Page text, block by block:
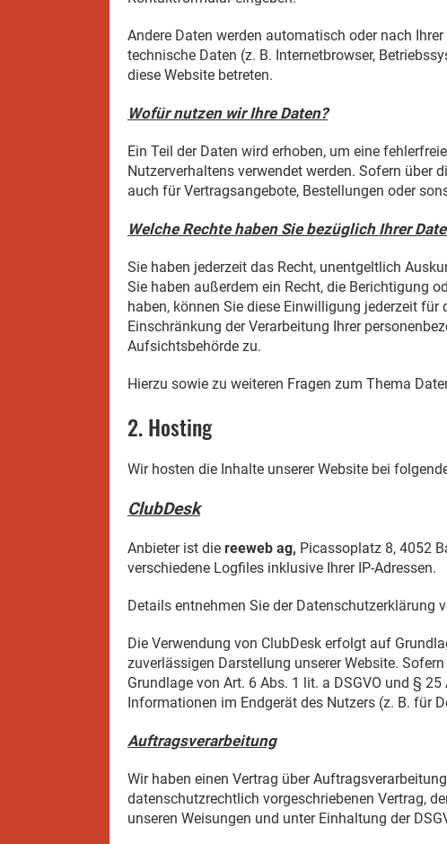
Andere Daten werden automatisch oder nach
technische Daten (z. B. Internetbrowser,
diese Website betreten.
Wofür nutzen wir Ihre Daten?
Ein Teil der Daten wird erhoben, um eine
Nutzerverhaltens verwendet werden. Sofern über
auch für Vertragsangebote, Bestellungen oder
Welche Rechte haben Sie bezüglich Ihrer
Sie haben jederzeit das Recht, unentgeltlich
Sie haben außerdem ein Recht, die Berichtigung
haben, können Sie diese Einwilligung jederzeit
Einschränkung der Verarbeitung Ihrer
Aufsichtsbehörde zu.
Hierzu sowie zu weiteren Fragen zum Thema
2. Hosting
Wir hosten die Inhalte unserer Website bei
ClubDesk
Anbieter ist die reeweb ag, Picassoplatz 8, 4052
verschiedene Logfiles inklusive Ihrer IP-Adressen.
Details entnehmen Sie der Datenschutzerklärung
Die Verwendung von ClubDesk erfolgt auf
zuverlässigen Darstellung unserer Website.
Grundlage von Art. 6 Abs. 1 lit. a DSGVO und §
Informationen im Endgerät des Nutzers (z. B. für
Auftragsverarbeitung
Wir haben einen Vertrag über
datenschutzrechtlich vorgeschriebenen Vertrag,
unseren Weisungen und unter Einhaltung der